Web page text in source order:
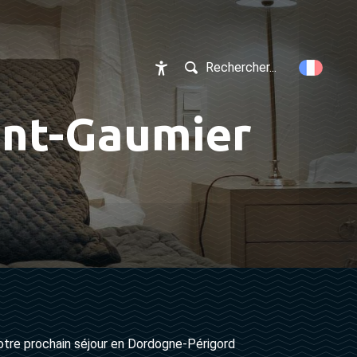
Accessibilité
Rechercher...
Gaumier
prochain séjour en Dordogne-Périgord